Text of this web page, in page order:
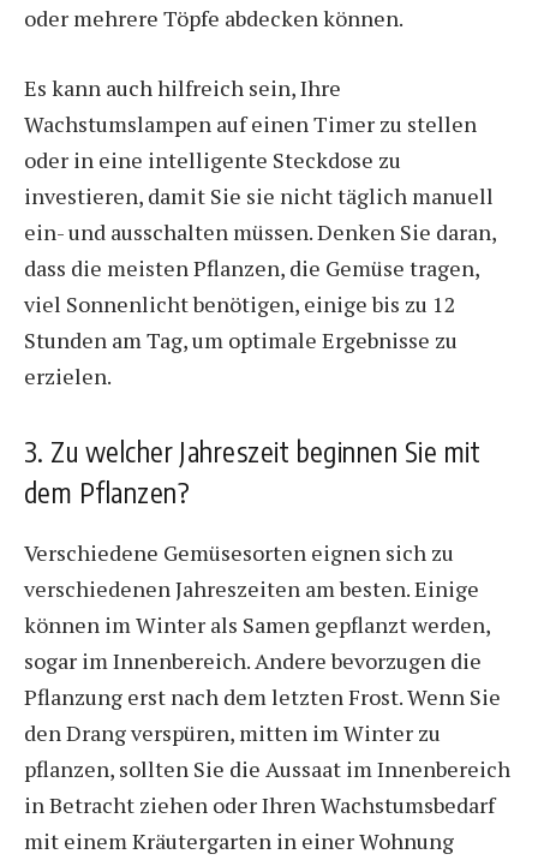
oder mehrere Töpfe abdecken können.
Es kann auch hilfreich sein, Ihre
Wachstumslampen auf einen Timer zu stellen
oder in eine intelligente Steckdose zu
investieren, damit Sie sie nicht täglich manuell
ein- und ausschalten müssen. Denken Sie daran,
dass die meisten Pflanzen, die Gemüse tragen,
viel Sonnenlicht benötigen, einige bis zu 12
Stunden am Tag, um optimale Ergebnisse zu
erzielen.
3. Zu welcher Jahreszeit beginnen Sie mit
dem Pflanzen?
Verschiedene Gemüsesorten eignen sich zu
verschiedenen Jahreszeiten am besten. Einige
können im Winter als Samen gepflanzt werden,
sogar im Innenbereich. Andere bevorzugen die
Pflanzung erst nach dem letzten Frost. Wenn Sie
den Drang verspüren, mitten im Winter zu
pflanzen, sollten Sie die Aussaat im Innenbereich
in Betracht ziehen oder Ihren Wachstumsbedarf
mit einem Kräutergarten in einer Wohnung